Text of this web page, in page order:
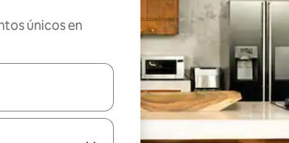
únicos en
navega con las teclas de flecha hacia arriba